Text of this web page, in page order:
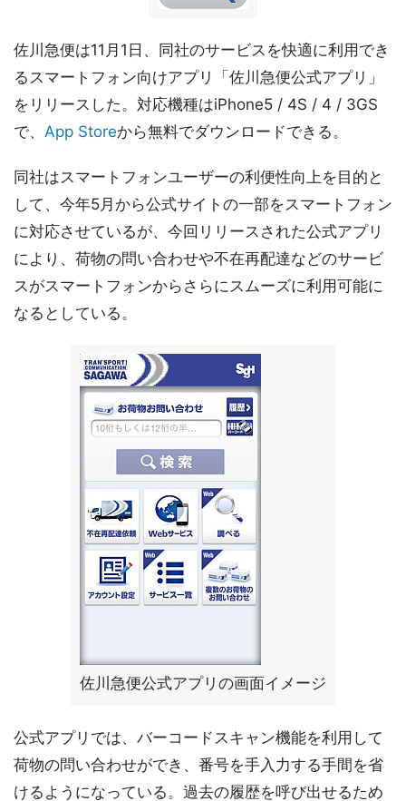
佐川急便は11月1日、同社のサービスを快適に利用でき
るスマートフォン向けアプリ「佐川急便公式アプリ」
をリリースした。対応機種はiPhone5 / 4S / 4 / 3GS
で、 App Storeから無料でダウンロードできる。
同社はスマートフォンユーザーの利便性向上を目的と
して、今年5月から公式サイトの一部をスマートフォン
に対応させているが、今回リリースされた公式アプリ
により、荷物の問い合わせや不在再配達などのサービ
スがスマートフォンからさらにスムーズに利用可能に
なるとしている。
佐川急便公式アプリの画面イメージ
公式アプリでは、バーコードスキャン機能を利用して
荷物の問い合わせができ、番号を手入力する手間を省
けるようになっている。過去の履歴を呼び出せるため